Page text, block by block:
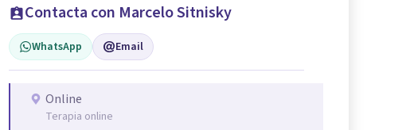
Contacta con Marcelo Sitnisky
WhatsApp Email
Online
Terapia online